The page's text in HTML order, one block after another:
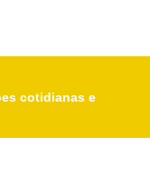
cotidianas e